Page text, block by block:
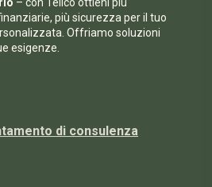
più sicurezza per il tuo
Offriamo soluzioni
esigenze.
di consulenza